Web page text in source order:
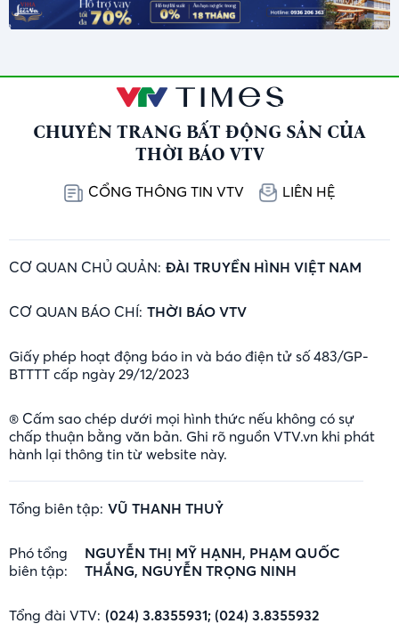
CHUYÊN TRANG BẤT ĐỘNG SẢN CỦA
THỜI BÁO VTV
CỔNG THÔNG TIN VTV LIÊN HỆ
CƠ QUAN CHỦ QUẢN: ĐÀI TRUYỀN HÌNH VIỆT NAM
CƠ QUAN BÁO CHÍ: THỜI BÁO VTV
Giấy phép hoạt động báo in và báo điện tử số 483/GP-
BTTTT cấp ngày 29/12/2023
® Cấm sao chép dưới mọi hình thức nếu không có sự
chấp thuận bằng văn bản. Ghi rõ nguồn VTV.vn khi phát
hành lại thông tin từ website này.
Tổng biên tập: VŨ THANH THUỶ
Phó tổng
biên tập:
NGUYỄN THỊ MỸ HẠNH, PHẠM QUỐC
THẮNG, NGUYỄN TRỌNG NINH
Tổng đài VTV: (024) 3.8355931; (024) 3.8355932